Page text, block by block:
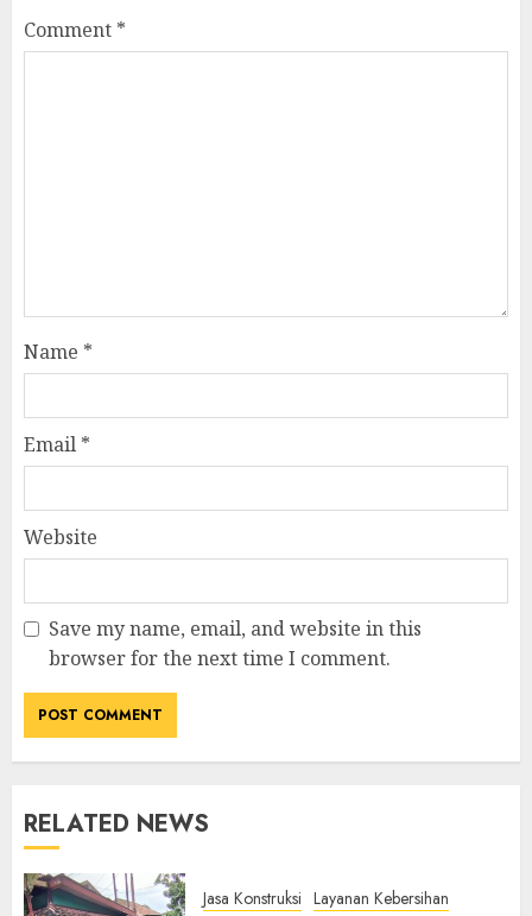
Comment *
Name *
Email *
Website
Save my name, email, and website in this
browser for the next time I comment.
RELATED NEWS
Jasa Konstruksi Layanan Kebersihan